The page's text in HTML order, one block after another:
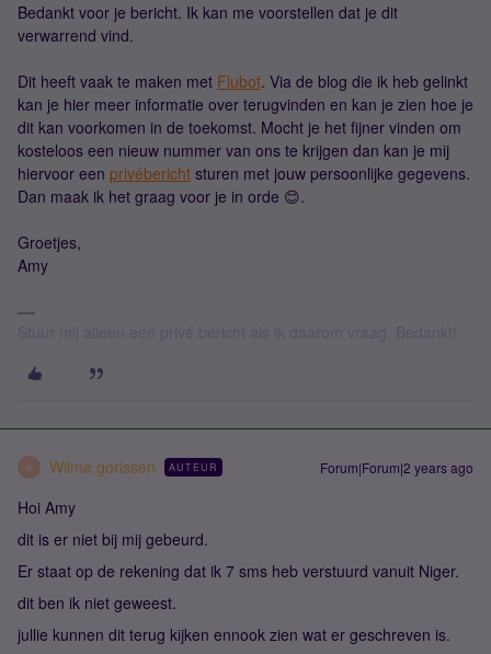
Bedankt voor je bericht. Ik kan me voorstellen dat je dit
verwarrend vind.
Dit heeft vaak te maken met Flubot. Via de blog die ik heb gelinkt
kan je hier meer informatie over terugvinden en kan je zien hoe je
dit kan voorkomen in de toekomst. Mocht je het fijner vinden om
kosteloos een nieuw nummer van ons te krijgen dan kan je mij
hiervoor een privébericht sturen met jouw persoonlijke gegevens.
Dan maak ik het graag voor je in orde 😊.
Groetjes,
Amy
W Wilma gorissen AUTEUR Forum|Forum|2 years ago
Hoi Amy
dit is er niet bij mij gebeurd.
Er staat op de rekening dat ik 7 sms heb verstuurd vanuit Niger.
dit ben ik niet geweest.
jullie kunnen dit terug kijken ennook zien wat er geschreven is.